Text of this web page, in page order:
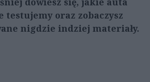
testujemy oraz zobaczysz
nigdzie indziej materiały.